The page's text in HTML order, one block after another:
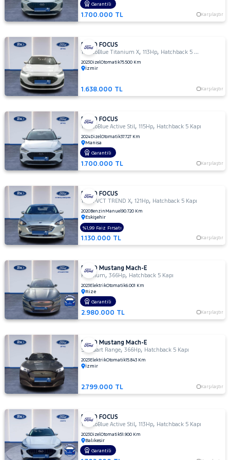
MAN
MERCEDES-
BENZ
MINI
MITSUBISHI
MOTORSIKLET
NISSAN
PEUGEOT
RENAULT
SEAT
SKODA
SSANGYONG
TESLA
TOYOTA
TRAKTÖR
VOLKSWAGEN
1.700.000 TL Karşılaştır
Garantili
FORD FOCUS
1.5 EcoBlue Titanium X,113Hp, Hatchback 5 Kapı
2023DizelOtomatik75.500 Km
İzmir
1.638.000 TL Karşılaştır
FORD FOCUS
1.5 EcoBlue Active Stil,115Hp, Hatchback 5 Kapı
2024DizelOtomatik37.727 Km
Manisa
1.700.000 TL Karşılaştır
Garantili
FORD FOCUS
1.5 TI-VCT TREND X,121Hp, Hatchback 5 Kapı
2020Benzin Manuel90.720 Km
Eskişehir
1.130.000 TL Karşılaştır
%1,99 Faiz Fırsatı
FORD Mustang Mach-E
Premium,366Hp, Hatchback 5 Kapı
2023ElektrikOtomatik6.001 Km
Rize
2.980.000 TL Karşılaştır
Garantili
FORD Mustang Mach-E
Standart Range,366Hp, Hatchback 5 Kapı
2023ElektrikOtomatik15.843 Km
İzmir
2.799.000 TL Karşılaştır
FORD FOCUS
1.5 EcoBlue Active Stil,113Hp, Hatchback 5 Kapı
2023DizelOtomatik51.900 Km
Balıkesir
Garantili